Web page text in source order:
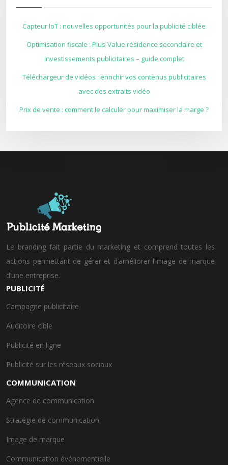
Capteur IoT : nouvelles opportunités pour la publicité ciblée
Optimisation fiscale : Plus-Value résidence secondaire et
investissements publicitaires – guide complet
Téléchargeur de vidéos : enrichir vos contenus publicitaires
avec des extraits vidéo
Prix de vente : comment le calculer pour maximiser la marge ?
Le branding fait partie du marketing et comprend toutes les
actions permettant de gérer et d’améliorer l’image de marque
d’une entreprise.
PUBLICITÉ
Campagne publicitaire
Auditoire cible
Publicité en ligne
Publicité sur les réseaux sociaux
COMMUNICATION
Agence de communication
Stratégie de communication
Image de marque
Communication événementielle